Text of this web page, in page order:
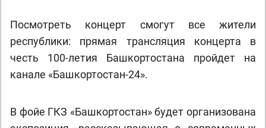
Посмотреть концерт смогут все жители
республики: прямая трансляция концерта в
честь 100-летия Башкортостана пройдет на
канале «Башкортостан-24».
В фойе ГКЗ «Башкортостан» будет организована